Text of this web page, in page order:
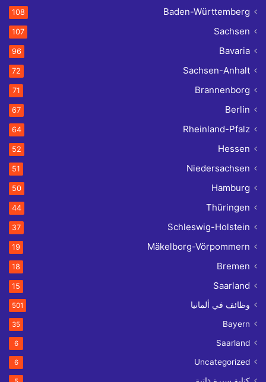
Baden-Württemberg
108
Sachsen
107
Bavaria
96
Sachsen-Anhalt
72
Brannenborg
71
Berlin
67
Rheinland-Pfalz
64
Hessen
52
Niedersachsen
51
Hamburg
50
Thüringen
44
Schleswig-Holstein
37
Mäkelborg-Vörpommern
19
Bremen
18
Saarland
15
وظائف في ألمانيا 501
Bayern
35
Saarland
6
Uncategorized
6